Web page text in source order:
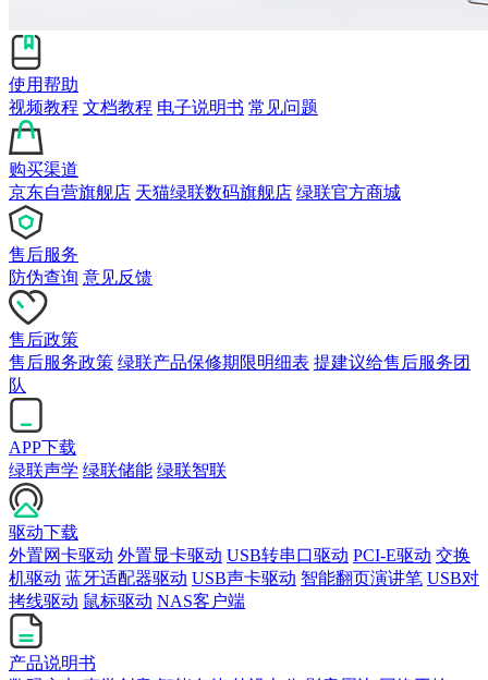
使用帮助
视频教程 文档教程 电子说明书 常见问题
购买渠道
京东自营旗舰店 天猫绿联数码旗舰店 绿联官方商城
售后服务
防伪查询 意见反馈
售后政策
售后服务政策 绿联产品保修期限明细表 提建议给售后服务团
队
APP下载
绿联声学 绿联储能 绿联智联
驱动下载
外置网卡驱动 外置显卡驱动 USB转串口驱动 PCI-E驱动 交换
机驱动 蓝牙适配器驱动 USB声卡驱动 智能翻页演讲笔 USB对
拷线驱动 鼠标驱动 NAS客户端
产品说明书